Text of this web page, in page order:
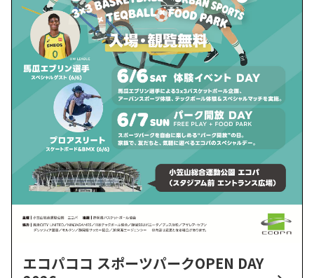
エコパココ スポーツパークOPEN DAY